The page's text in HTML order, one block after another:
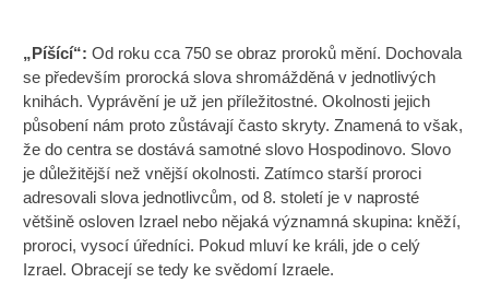
„Píšící“: Od roku cca 750 se obraz proroků mění. Dochovala
se především prorocká slova shromážděná v jednotlivých
knihách. Vyprávění je už jen příležitostné. Okolnosti jejich
působení nám proto zůstávají často skryty. Znamená to však,
že do centra se dostává samotné slovo Hospodinovo. Slovo
je důležitější než vnější okolnosti. Zatímco starší proroci
adresovali slova jednotlivcům, od 8. století je v naprosté
většině osloven Izrael nebo nějaká významná skupina: kněží,
proroci, vysocí úředníci. Pokud mluví ke králi, jde o celý
Izrael. Obracejí se tedy ke svědomí Izraele.